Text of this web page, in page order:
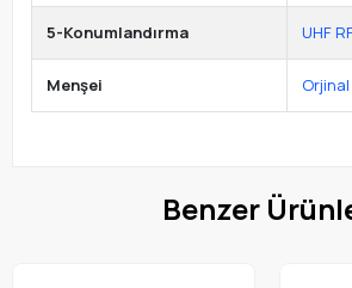
5-Konumlandırma UHF
Menşei
Benzer